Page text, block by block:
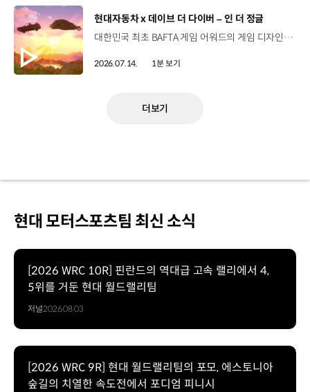
[동영상]
현대자동차 x 데이브 더 다이버 – 인 더 정글
대한민국 최초 BAFTA 게임 어워드의 게임 디자인 부문 수상에 빛나는‘데이브 더 다이버’의 최신 DLC에 포니 픽업이 등장합니다.데이브 더 다이버 - 인 더 정글 속 포니 픽업의 활약을 체험해 보세요. Steam, Nintendo Switch 2 Nintendo Switch, PS5 PS4, Xbox Series X|S, Epic Games Store에서 만나 볼 수 있습니다. #현대자동차 #데이브더다이버 #인더정글 #민트로켓 #게임콜라보 #포니픽업 #포니 유튜브 쇼츠 보기 >
2026.07.14. 1분 보기
더보기
현대 모터스포츠팀 최신 소식
[2026 WRC 10R] 핀란드의 역대급 고속 랠리에서 4,
5위를 거둔 현대 월드랠리팀
저널2026.08.03
[2026 WRC 9R] 현대 월드랠리팀의 포모, 에스토니아
숲길의 치열한 속도전에서 포디엄 피니시